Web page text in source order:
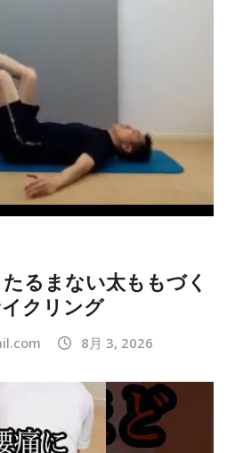
るまない太ももづく
クリング
8月 3, 2026